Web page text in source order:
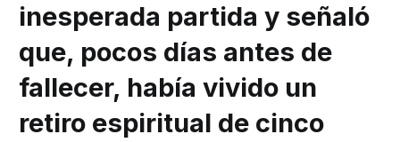
inesperada partida y señaló
que, pocos días antes de
fallecer, había vivido un
retiro espiritual de cinco